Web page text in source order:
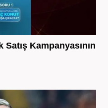
Kampanyasının